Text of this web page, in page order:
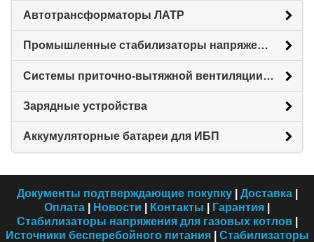
Автотрансформаторы ЛАТР
Промышленные стабилизаторы напряжения
Системы приточно-вытяжной вентиляции с рекуперацией тепловой энергии (Рекуператоры)
Зарядные устройства
Аккумуляторные батареи для ИБП
Документы подтверждающие покупку| Доставка|
Оплата
Новости Контакты Гарантия
Стабилизаторы напряжения для газовых котлов|
Источники бесперебойного питания| Стабилизаторы